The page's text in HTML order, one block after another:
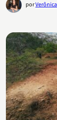
por